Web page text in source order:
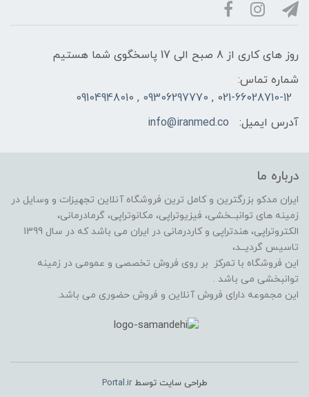
روز های کاری از 8 صبح الی 17 پاسخگوی شما هستیم
شماره تماس:
021-66028710-12 , 09306297770 , 09104948010
آدرس ایمیل:
info@iranmed.co
درباره ما
ایران مدکو بزرگترین و کامل ترین فروشگاه آنلاین تجهیزات و وسایل در
زمینه های توانبــخشی، فیزیوتراپی، مکانوتراپی، گرمادرمانی،
الکتروتراپی، هندتراپی و کاردرمانی در ایران می باشد که در سال 1399
تاسیس گردیــد،
این فروشگاه با تمرکز بر روی فروش تخصصی و عمومی در زمینه
توانبخشی می باشد .
این مجموعه دارای فروش آنلاین و فروش حضوری می باشد.
طراحی سایت توسطPortal.ir